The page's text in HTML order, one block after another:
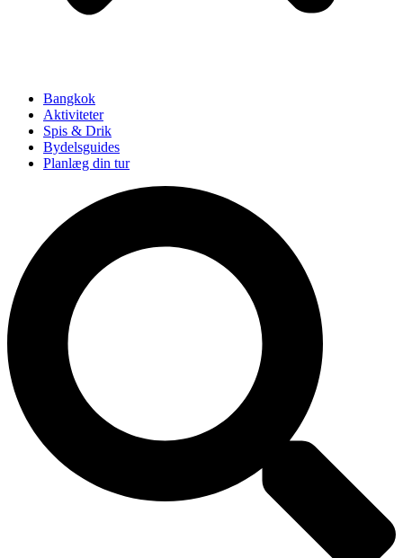
Bangkok
Aktiviteter
Spis & Drik
Bydelsguides
Planlæg din tur